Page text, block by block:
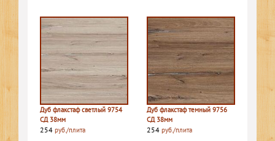
Дуб флакстаф светлый 9754
СД 38мм
254 руб./плита
Дуб флакстаф темный 9756
СД 38мм
254 руб./плита